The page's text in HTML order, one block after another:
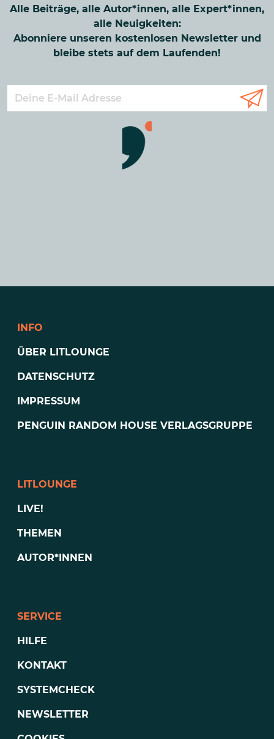
Alle Beiträge, alle Autor*innen, alle Expert*innen,
alle Neuigkeiten:
Abonniere unseren kostenlosen Newsletter und
bleibe stets auf dem Laufenden!
INFO
ÜBER LITLOUNGE
DATENSCHUTZ
IMPRESSUM
PENGUIN RANDOM HOUSE VERLAGSGRUPPE
LITLOUNGE
LIVE!
THEMEN
AUTOR*INNEN
SERVICE
HILFE
KONTAKT
SYSTEMCHECK
NEWSLETTER